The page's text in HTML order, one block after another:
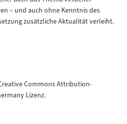
– und auch ohne Kenntnis des
zusätzliche Aktualität verleiht.
Commons Attribution-
Lizenz.